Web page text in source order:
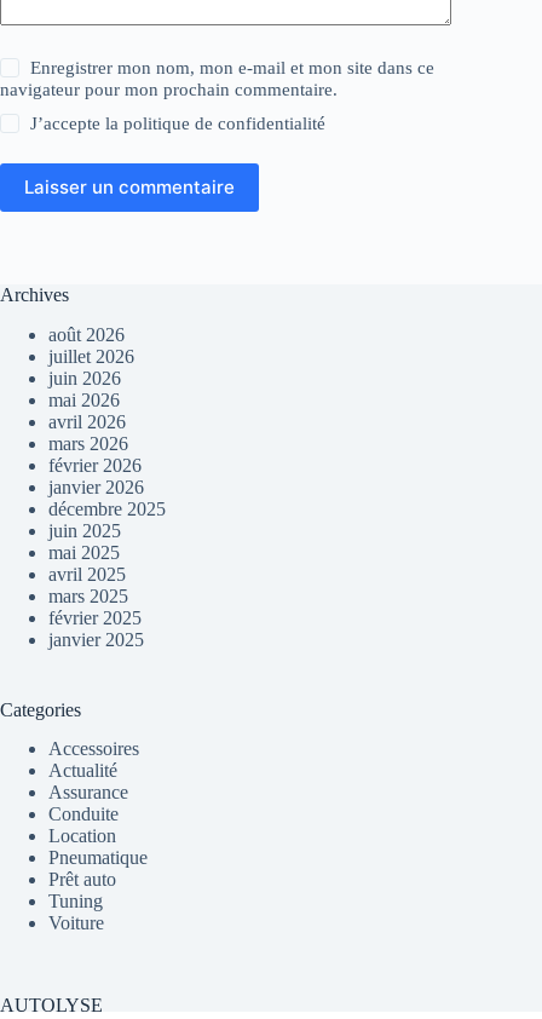
Enregistrer mon nom, mon e-mail et mon site dans ce
navigateur pour mon prochain commentaire.
J’accepte lapolitique de confidentialité
Laisser un commentaire
Archives
août 2026
juillet 2026
juin 2026
mai 2026
avril 2026
mars 2026
février 2026
janvier 2026
décembre 2025
juin 2025
mai 2025
avril 2025
mars 2025
février 2025
janvier 2025
Categories
Accessoires
Actualité
Assurance
Conduite
Location
Pneumatique
Prêt auto
Tuning
Voiture
AUTOLYSE